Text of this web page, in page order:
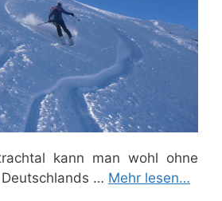
kann man wohl ohne
… Mehr lesen…